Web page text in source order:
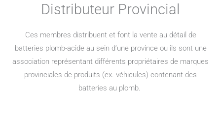
Distributeur Provincial
Ces membres distribuent et font la vente au détail de
batteries plomb-acide au sein d’une province ou ils sont une
association représentant différents propriétaires de marques
provinciales de produits (ex. véhicules) contenant des
batteries au plomb.